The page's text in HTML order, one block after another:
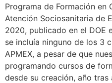
Programa de Formación en
Atención Sociosanitaria de
2020, publicado en el DOE
se incluía ninguno de los 3
APMEX, a pesar de que
programando cursos de
desde su creación, año tras